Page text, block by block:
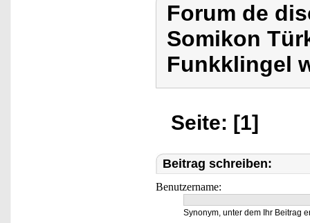
Forum de
Somikon
Funkklingel
Seite: [1]
Beitrag schreiben:
Benutzername:
Synonym, unter dem Ihr Beitrag